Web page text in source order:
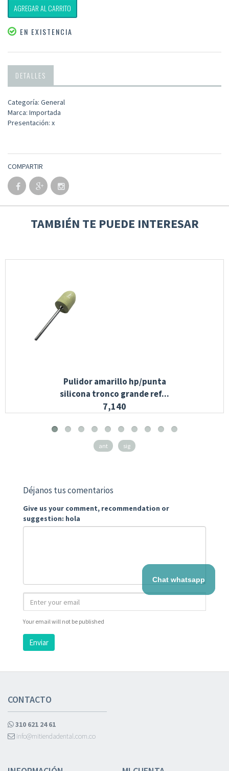
AGREGAR AL CARRITO
EN EXISTENCIA
DETALLES
Categoría: General
Marca: Importada
Presentación: x
COMPARTIR
TAMBIÉN TE PUEDE INTERESAR
Pulidor amarillo hp/punta
silicona tronco grande ref...
7,140
ant sig
Déjanos tus comentarios
Give us your comment, recommendation or
suggestion: hola
Your email will not be published
Enviar
CONTACTO
310 621 24 61
info@mitiendadental.com.co
Chat whatsapp